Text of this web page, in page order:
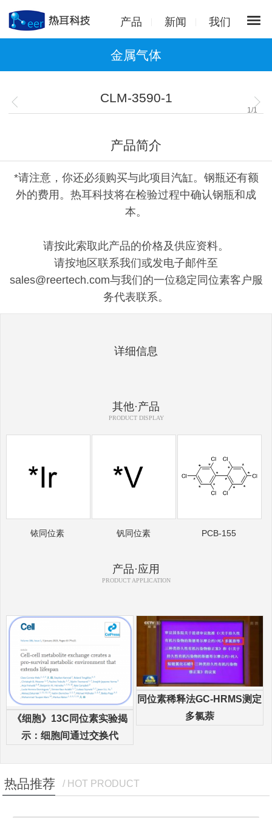
产品 新闻 我们
金属气体
CLM-3590-1
1 /1
产品简介
*请注意，你还必须购买与此项目汽缸。钢瓶还有额
外的费用。热耳科技将在检验过程中确认钢瓶和成
本。
请按此索取此产品的价格及供应资料。
请按地区联系我们或发电子邮件至
sales@reertech.com与我们的一位稳定同位素客户服
务代表联系。
详细信息
其他·产品
PRODUCT DISPLAY
铱同位素 钒同位素 PCB-155
产品·应用
PRODUCT APPLICATION
《细胞》13C同位素实验揭
示：细胞间通过交换代
同位素稀释法GC-HRMS测定
多氯萘
热品推荐 / HOT PRODUCT